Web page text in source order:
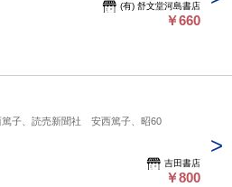
(有) 舒文堂河島書店
￥660
子、読売新聞社 安西篤子、昭60
吉田書店
￥800